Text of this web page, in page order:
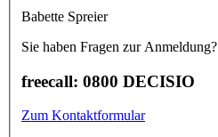
Babette Spreier
Sie haben Fragen zur Anmeldung?
freecall: 0800 DECISIO
Zum Kontaktformular